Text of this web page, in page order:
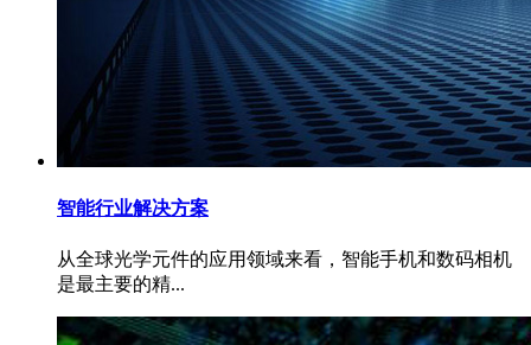
智能行业解决方案
从全球光学元件的应用领域来看，智能手机和数码相机
是最主要的精...